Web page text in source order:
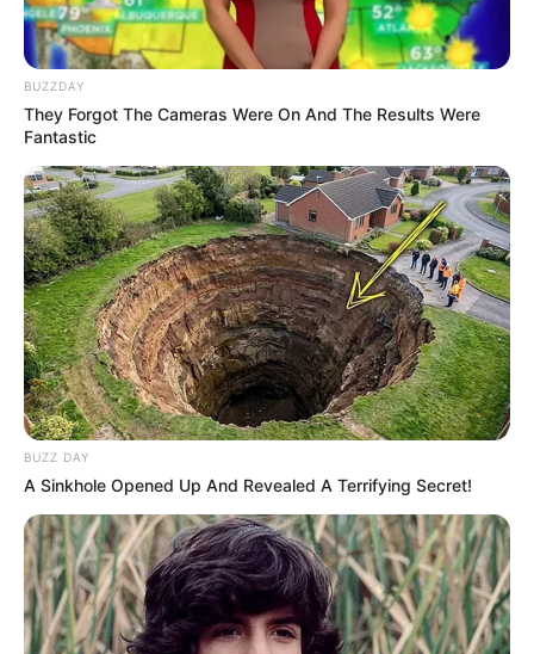
Ambyar! 10 Kalimat Baper
Pakai Bahasa Jawa Ini Bikin
Galau Abis
Fail! 10 Potret Makanan Gagal
Dimasak yang Bikin Kamu
Nggak Selera
10 Pose Manekin Anti
Mainstream yang Konyol
Banget
BUZZDAY
They Forgot The Cameras Were On And The Results Were
Fantastic
BUZZ DAY
A Sinkhole Opened Up And Revealed A Terrifying Secret!